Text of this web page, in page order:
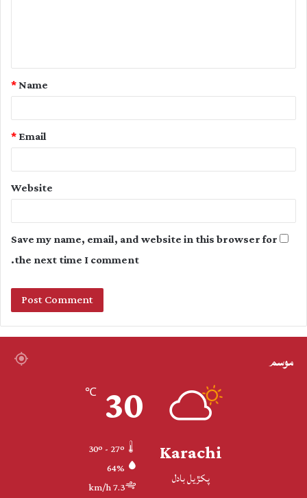
t
Name
*
Email
*
Website
Save my name, email, and website in this browser for
the next time I comment.
موسم
Karachi
پکڙيل بادل
30
℃
64%
7.3 km/h